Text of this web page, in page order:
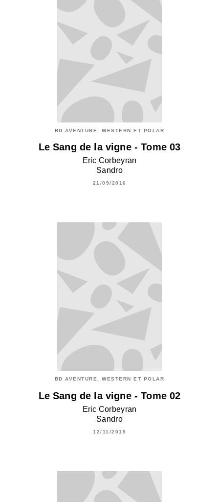
BD AVENTURE, WESTERN ET POLAR
Le Sang de la vigne - Tome 03
Eric Corbeyran
Sandro
21/09/2016
BD AVENTURE, WESTERN ET POLAR
Le Sang de la vigne - Tome 02
Eric Corbeyran
Sandro
12/11/2015